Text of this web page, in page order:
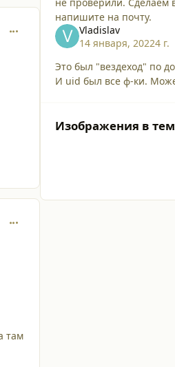
comment_34551
comment_34552
там
напишите на почту.
Vladislav
14 января, 20224 г.
Это был "вездеход" по
И uid был все ф-ки.
Изображения в